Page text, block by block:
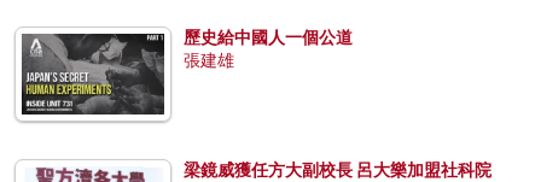
歷史給中國人一個公道
張建雄
梁鏡威獲任方大副校長 呂大樂加盟社科院